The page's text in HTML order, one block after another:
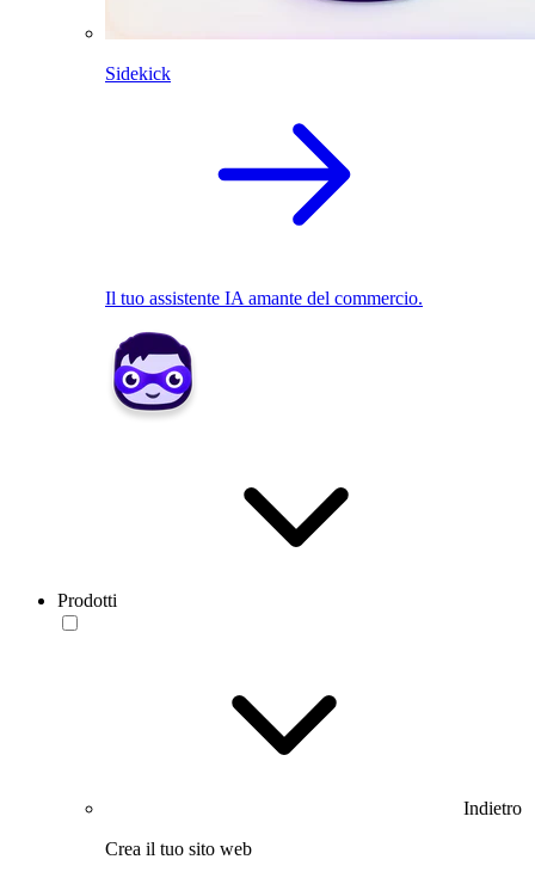
Sidekick
Il tuo assistente IA amante del commercio.
Prodotti
Indietro
Crea il tuo sito web